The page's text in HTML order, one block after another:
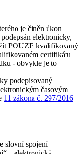
je činěn úkon
elektronicky,
POUZE kvalifikovaný
certifikátu
- obvykle je to
podepisovaný
časovým
11 zákona č. 297/2016
slovní spojení